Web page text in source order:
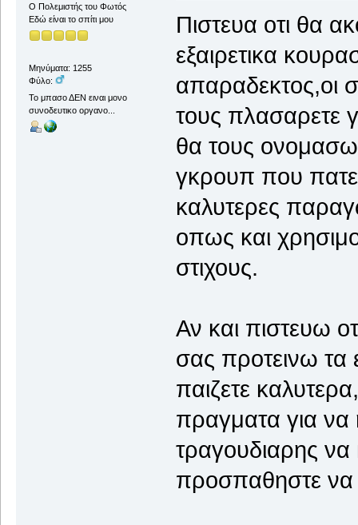
O Πολεμιστής του Φωτός
Εδώ είναι το σπίτι μου
Μηνύματα: 1255
Φύλο:
Το μπασο ΔΕΝ ειναι μονο
συνοδευτικο οργανο...
Πιστευα οτι θα
εξαιρετικα
απαραδεκτος,οι
τους πλασαρετε
θα τους ονομασω
γκρουπ που πατε
καλυτερες
οπως και
στιχους.
Αν και πιστευω
σας προτεινω τα
παιζετε
πραγματα για να
τραγουδιαρης να
προσπαθηστε να